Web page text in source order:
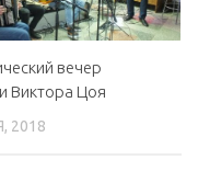
вечер
Виктора Цоя
2018